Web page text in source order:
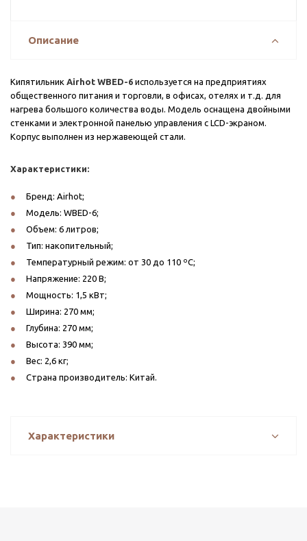
Описание
Кипятильник Airhot WBED-6 используется на предприятиях
общественного питания и торговли, в офисах, отелях и т.д. для
нагрева большого количества воды. Модель оснащена двойными
стенками и электронной панелью управления с LCD-экраном.
Корпус выполнен из нержавеющей стали.
Характеристики:
Бренд: Airhot;
Модель: WBED-6;
Объем: 6 литров;
Тип: накопительный;
Температурный режим: от 30 до 110 ºС;
Напряжение: 220 В;
Мощность: 1,5 кВт;
Ширина: 270 мм;
Глубина: 270 мм;
Высота: 390 мм;
Вес: 2,6 кг;
Страна производитель: Китай.
Характеристики